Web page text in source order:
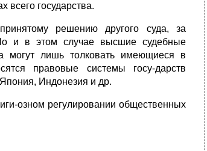
всего государства.
решению другого суда, за
Но и в этом случае высшие судебные
могут лишь толковать имеющиеся в
правовые системы госу-дарств
Индонезия и др.
озном регулировании общественных